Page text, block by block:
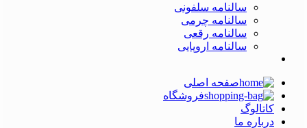
سالنامه سلفونی
سالنامه چرمی
سالنامه رقعی
سالنامه اروپایی
صفحه اصلی
فروشگاه
کاتالوگ
درباره ما